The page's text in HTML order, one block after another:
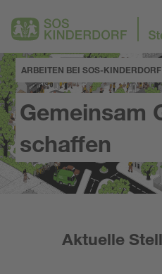
ARBEITEN BEI SOS-KINDERDORF
Gemeinsam
schaffen
Aktuelle